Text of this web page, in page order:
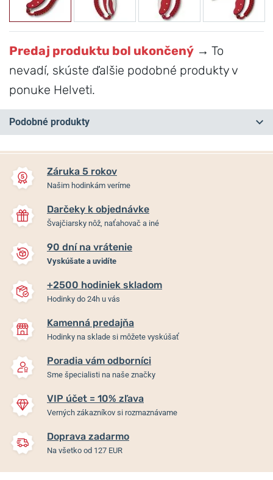
Predaj produktu bol ukončený → To
nevadí, skúste ďalšie podobné produkty v
ponuke Helveti.
Podobné produkty
-10%
Nôž Victorinox Waiter
Skladom
19,80 €
Záruka 5 rokov
Našim hodinkám veríme
Darčeky k objednávke
Švajčiarsky nôž, naťahovač a iné
90 dní na vrátenie
Vyskúšate a uvidíte
+2500 hodiniek skladom
Hodinky do 24h u vás
Kamenná predajňa
Hodinky na sklade si môžete vyskúšať
Poradia vám odborníci
Sme špecialisti na naše značky
VIP účet = 10% zľava
Verných zákazníkov si rozmaznávame
Doprava zadarmo
Na všetko od 127 EUR